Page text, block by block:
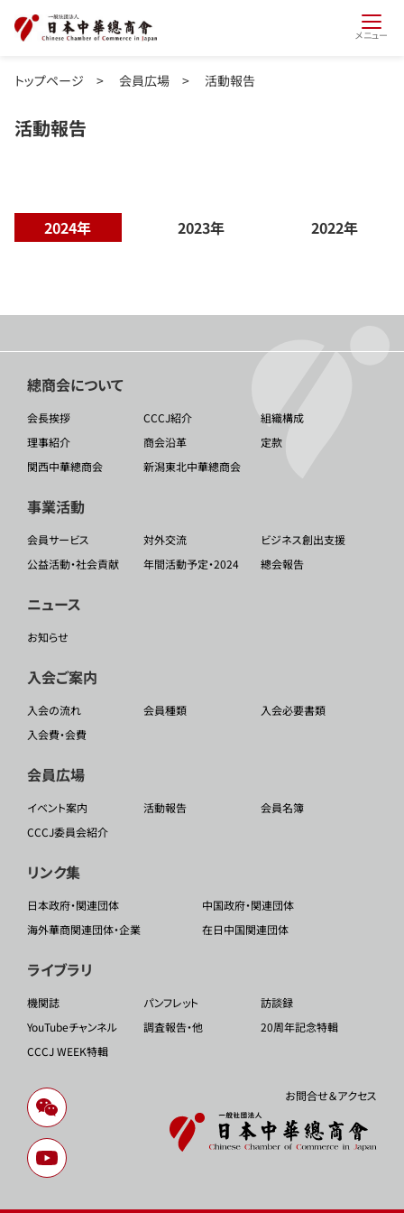
メニュー
トップページ > 会員広場 > 活動報告
活動報告
2024年 2023年 2022年
總商会について
会長挨拶 CCCJ紹介
組織構成
理事紹介
商会沿革
定款
関西中華總商会
新潟東北中華總商会
事業活動
会員サービス 対外交流
ビジネス創出支援
公益活動・社会貢献
年間活動予定・2024 總会報告
ニュース
お知らせ
入会ご案内
入会の流れ 会員種類
入会必要書類
入会費・会費
会員広場
イベント案内 活動報告
会員名簿
CCCJ委員会紹介
リンク集
日本政府・関連団体
中国政府・関連団体
海外華商関連団体・企業
在日中国関連団体
ライブラリ
機関誌 パンフレット
訪談録
YouTubeチャンネル
調査報告・他
20周年記念特輯
CCCJ WEEK特輯
お問合せ＆アクセス